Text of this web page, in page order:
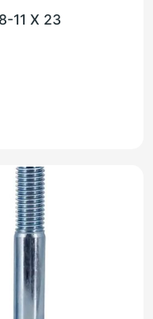
UNC-2 ZINC 5/8-11 X 23